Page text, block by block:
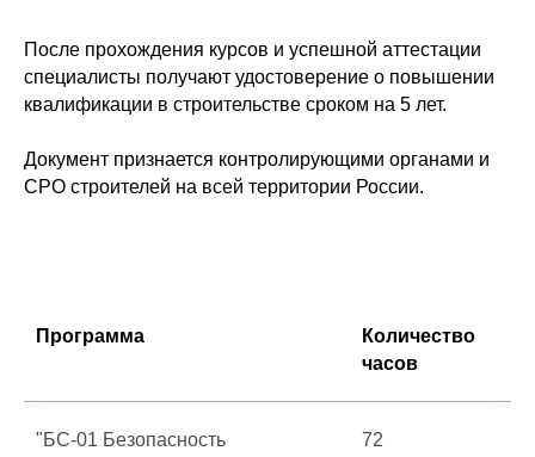
После прохождения курсов и успешной аттестации
специалисты получают удостоверение о повышении
квалификации в строительстве сроком на 5 лет.
Документ признается контролирующими органами и
СРО строителей на всей территории России.
Программа
Количество
часов
"БС-01 Безопасность 72